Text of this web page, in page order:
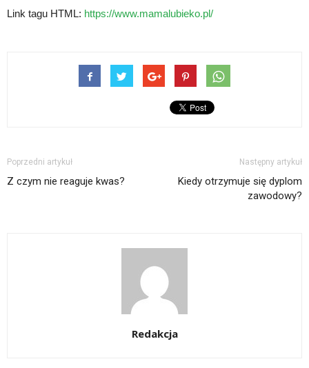
Link tagu HTML: https://www.mamalubieko.pl/
Poprzedni artykuł
Z czym nie reaguje kwas?
Następny artykuł
Kiedy otrzymuje się dyplom
zawodowy?
Redakcja